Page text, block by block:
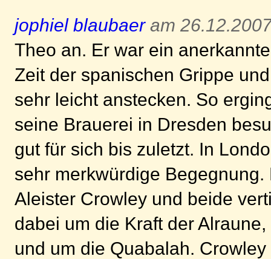
jophiel blaubaeram
Theo an. Er war ein
Zeit der spanischen Grippe
sehr leicht anstecken. So
seine Brauerei in Dresden
gut für sich bis zuletzt. In
sehr merkwürdige
Aleister Crowley und beide
dabei um die Kraft der
und um die Quabalah.